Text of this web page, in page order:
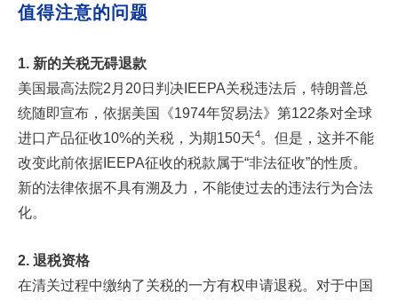
值得注意的问题
1. 新的关税无碍退款
美国最高法院2月20日判决IEEPA关税违法后，特朗普总
统随即宣布，依据美国《1974年贸易法》第122条对全球
进口产品征收10%的关税，为期150天4。但是，这并不能
改变此前依据IEEPA征收的税款属于“非法征收”的性质。
新的法律依据不具有溯及力，不能使过去的违法行为合法
化。
2. 退税资格
在清关过程中缴纳了关税的一方有权申请退税。对于中国